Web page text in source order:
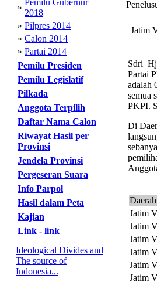
»
Pemilu Gubernur
2018
» Pilpres 2014
» Calon 2014
» Partai 2014
Pemilu Presiden
Pemilu Legislatif
Pilkada
Anggota Terpilih
Daftar Nama Calon
Riwayat Hasil per
Provinsi
Jendela Provinsi
Pergeseran Suara
Info Parpol
Hasil dalam Peta
Kajian
Link - link
Ideological Divides and
The source of
Indonesia...
Jatim
Sdri
Partai
adalah
semua
PKPI.
Di
Daerah
Jatim
Jatim
Jatim
Jatim
Jatim
Jatim